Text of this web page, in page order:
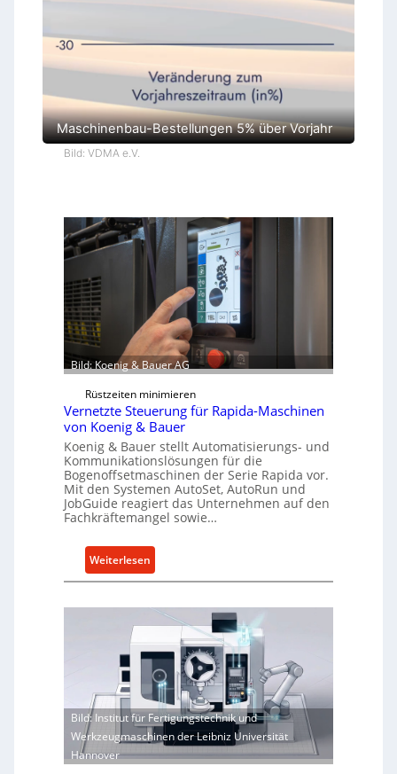
Maschinenbau-Bestellungen 5% über Vorjahr
Bild: VDMA e.V.
Bild: Koenig & Bauer AG
Rüstzeiten minimieren
Vernetzte Steuerung für Rapida-Maschinen
von Koenig & Bauer
Koenig & Bauer stellt Automatisierungs- und
Kommunikationslösungen für die
Bogenoffsetmaschinen der Serie Rapida vor.
Mit den Systemen AutoSet, AutoRun und
JobGuide reagiert das Unternehmen auf den
Fachkräftemangel sowie…
Weiterlesen:
V
e
t
t
e
S
t
Bild: Institut für Fertigungstechnik und
Werkzeugmaschinen der Leibniz Universität
Hannover